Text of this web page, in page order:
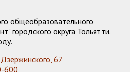
общеобразовательного
городского округа Тольятти.
Дзержинского, 67
600